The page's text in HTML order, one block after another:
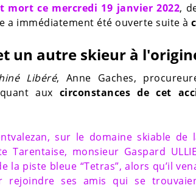
mort ce mercredi 19 janvier 2022,
a immédiatement été ouverte suite à
un autre skieur à
Libéré, Anne Gaches,
aux circonstances de cet
sur le domaine skiable de
Tarentaise, monsieur Gaspard
la piste bleue “Tetras”, alors qu’il
rejoindre ses amis qui se